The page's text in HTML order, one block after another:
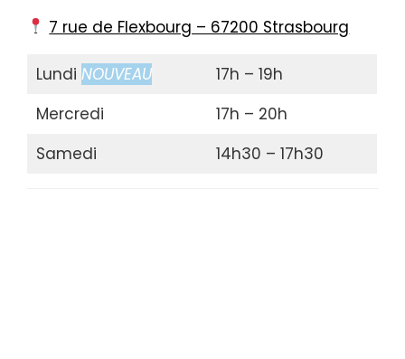
7 rue de Flexbourg – 67200 Strasbourg
Lundi NOUVEAU
17h – 19h
Mercredi
17h – 20h
Samedi
14h30 – 17h30